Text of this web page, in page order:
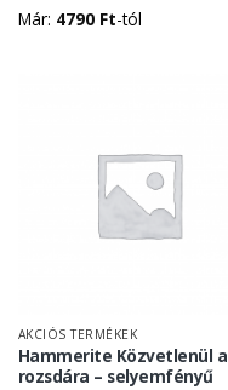
Már: 4790 Ft-tól
AKCIÓS TERMÉKEK
Hammerite Közvetlenül a
rozsdára – selyemfényű